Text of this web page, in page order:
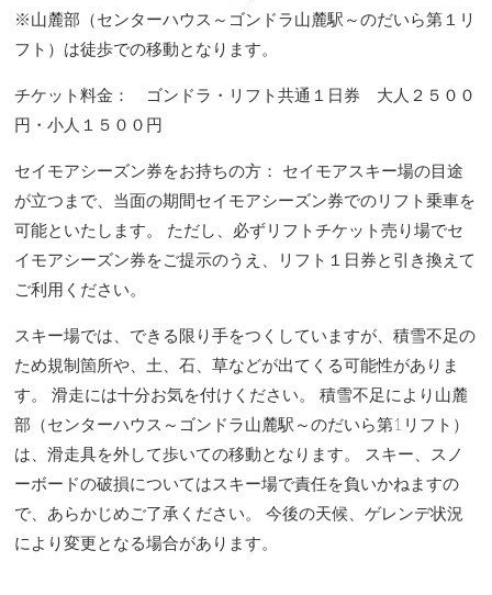
※山麓部（センターハウス～ゴンドラ山麓駅～のだいら第１リ
フト）は徒歩での移動となります。
チケット料金： ゴンドラ・リフト共通１日券 大人２５００
円・小人１５００円
セイモアシーズン券をお持ちの方： セイモアスキー場の目途
が立つまで、当面の期間セイモアシーズン券でのリフト乗車を
可能といたします。 ただし、必ずリフトチケット売り場でセ
イモアシーズン券をご提示のうえ、リフト１日券と引き換えて
ご利用ください。
スキー場では、できる限り手をつくしていますが、積雪不足の
ため規制箇所や、土、石、草などが出てくる可能性がありま
す。 滑走には十分お気を付けください。 積雪不足により山麓
部（センターハウス～ゴンドラ山麓駅～のだいら第1リフト）
は、滑走具を外して歩いての移動となります。 スキー、スノ
ーボードの破損についてはスキー場で責任を負いかねますの
で、あらかじめご了承ください。 今後の天候、ゲレンデ状況
により変更となる場合があります。